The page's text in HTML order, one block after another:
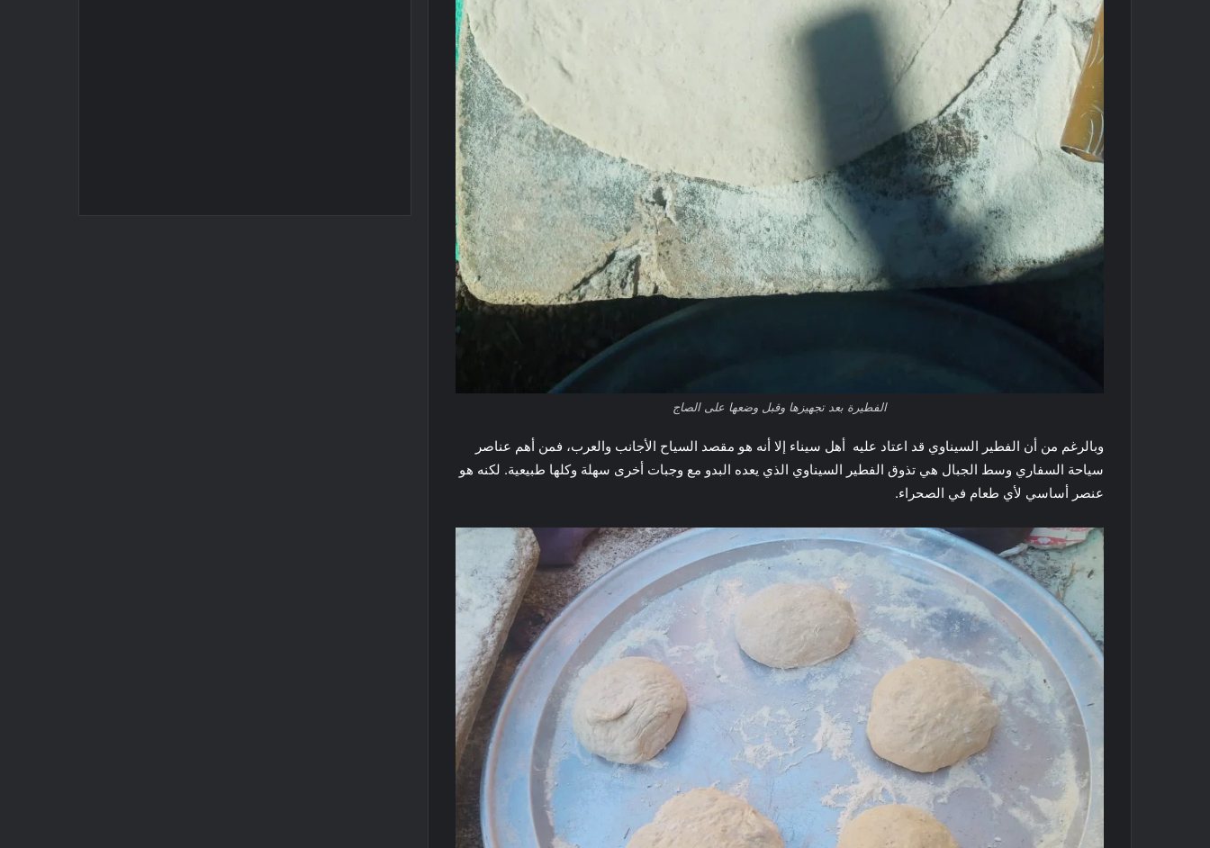
الفطيرة بعد تجهيزها وقبل وضعها على الصاج
وبالرغم من أن الفطير السيناوي قد اعتاد عليه أهل سيناء إلا أنه هو مقصد السياح الأجانب والعرب، فمن أهم عناصر
سياحة السفاري وسط الجبال هي تذوق الفطير السيناوي الذي يعده البدو مع وجبات أخرى سهلة وكلها طبيعية. لكنه هو
عنصر أساسي لأي طعام في الصحراء.